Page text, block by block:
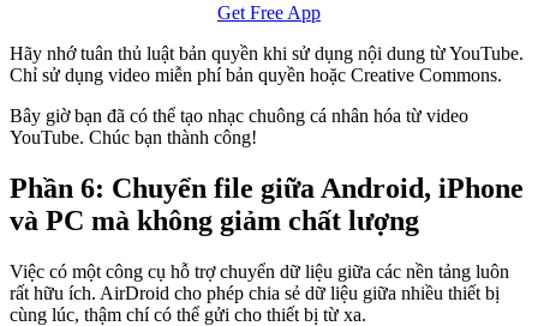
Get Free App
Hãy nhớ tuân thủ luật bản quyền khi sử dụng nội dung từ YouTube.
Chỉ sử dụng video miễn phí bản quyền hoặc Creative Commons.
Bây giờ bạn đã có thể tạo nhạc chuông cá nhân hóa từ video
YouTube. Chúc bạn thành công!
Phần 6: Chuyển file giữa Android, iPhone
và PC mà không giảm chất lượng
Việc có một công cụ hỗ trợ chuyển dữ liệu giữa các nền tảng luôn
rất hữu ích. AirDroid cho phép chia sẻ dữ liệu giữa nhiều thiết bị
cùng lúc, thậm chí có thể gửi cho thiết bị từ xa.